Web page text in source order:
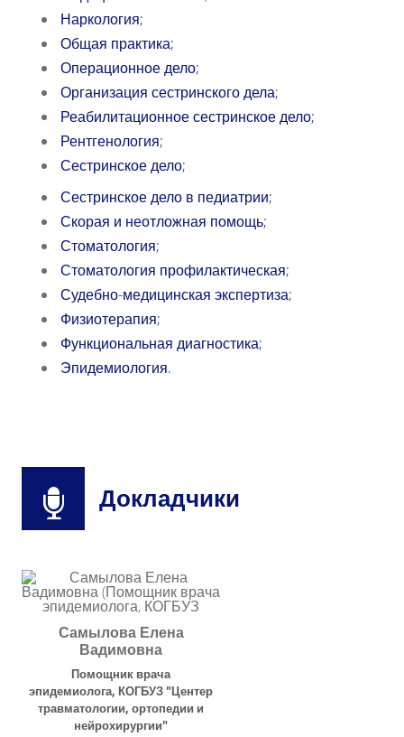
Наркология;
Общая практика;
Операционное дело;
Организация сестринского дела;
Реабилитационное сестринское дело;
Рентгенология;
Сестринское дело;
Сестринское дело в педиатрии;
Скорая и неотложная помощь;
Стоматология;
Стоматология профилактическая;
Судебно-медицинская экспертиза;
Физиотерапия;
Функциональная диагностика;
Эпидемиология.
Докладчики
Самылова Елена
Вадимовна
Помощник врача
эпидемиолога, КОГБУЗ "Центер
травматологии, ортопедии и
нейрохирургии"